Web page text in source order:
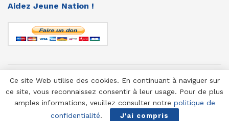
Aidez Jeune Nation !
© 1958-2025 Jeune Nation
Ce site Web utilise des cookies. En continuant à naviguer sur
ce site, vous reconnaissez consentir à leur usage. Pour de plus
amples informations, veuillez consulter notre politique de
confidentialité. J'ai compris